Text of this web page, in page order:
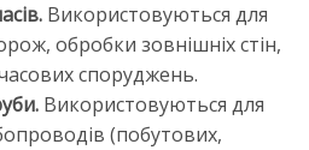
Використовуються для
обробки зовнішніх стін,
споруджень.
Використовуються для
(побутових,